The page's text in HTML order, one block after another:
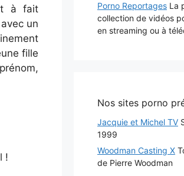
à fait
un
fille
!
Porno Reportages La
collection de vidéos
en streaming ou à
Nos sites porno
Jacquie et Michel TV
1999
Woodman Casting X
de Pierre Woodman